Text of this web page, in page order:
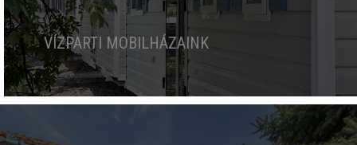
VÍZPARTI MOBILHÁZAINK